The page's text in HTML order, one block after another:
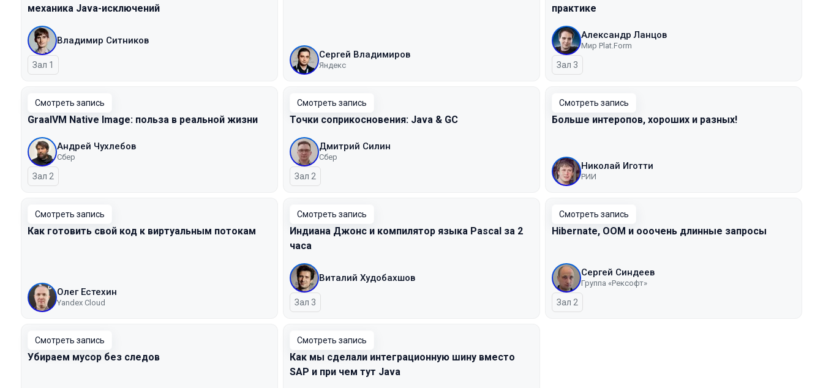
механика Java-исключений
Владимир Ситников
Зал 1
Сергей Владимиров
Яндекс
практике
Александр Ланцов
Мир Plat.Form
Зал 3
Смотреть запись
GraalVM Native Image: польза в реальной жизни
Андрей Чухлебов
Сбер
Зал 2
Смотреть запись
Точки соприкосновения: Java & GC
Дмитрий Силин
Сбер
Зал 2
Смотреть запись
Больше интеропов, хороших и разных!
Николай Иготти
РИИ
Смотреть запись
Как готовить свой код к виртуальным потокам
Олег Естехин
Yandex Cloud
Смотреть запись
Индиана Джонс и компилятор языка Pascal за 2
часа
Виталий Худобахшов
Зал 3
Смотреть запись
Hibernate, OOM и ооочень длинные запросы
Сергей Синдеев
Группа «Рексофт»
Зал 2
Смотреть запись
Убираем мусор без следов
Смотреть запись
Как мы сделали интеграционную шину вместо
SAP и при чем тут Java